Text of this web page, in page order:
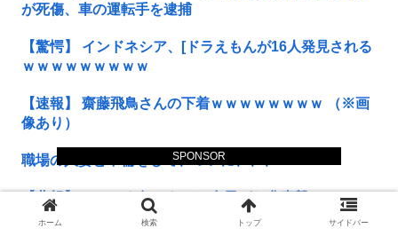
SPONSOR
が死傷、車の運転手を逮捕
【驚愕】 インドネシア、[ドラえもんが16人発見される
ｗｗｗｗｗｗｗｗｗ
【速報】 齋藤飛鳥さんの下着ｗｗｗｗｗｗｗｗ （※画
像あり）
職場の人妻と不倫をして、ついに、、、
【悲報】 とんでも無いヤバい台風がお盆直撃ｗ
ホーム 検索 トップ サイドバー